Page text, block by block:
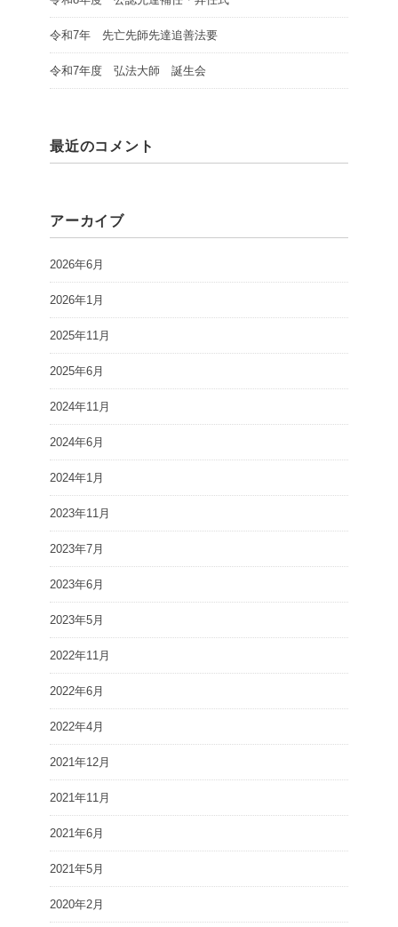
令和7年 先亡先師先達追善法要
令和7年度 弘法大師 誕生会
最近のコメント
アーカイブ
2026年6月
2026年1月
2025年11月
2025年6月
2024年11月
2024年6月
2024年1月
2023年11月
2023年7月
2023年6月
2023年5月
2022年11月
2022年6月
2022年4月
2021年12月
2021年11月
2021年6月
2021年5月
2020年2月